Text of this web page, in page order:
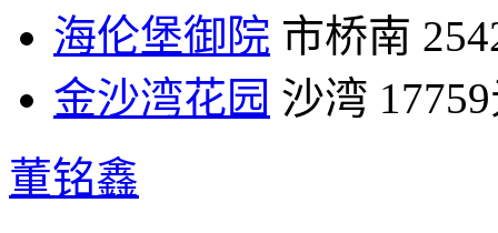
海伦堡御院 市桥南
金沙湾花园 沙湾
董铭鑫